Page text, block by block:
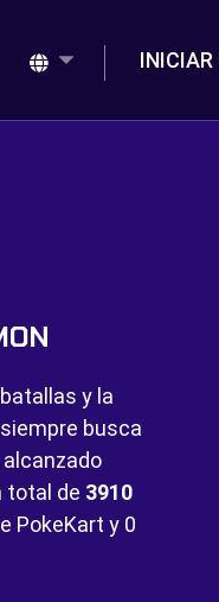
INICIAR
y la
busca
total de 3910
PokeKart y 0